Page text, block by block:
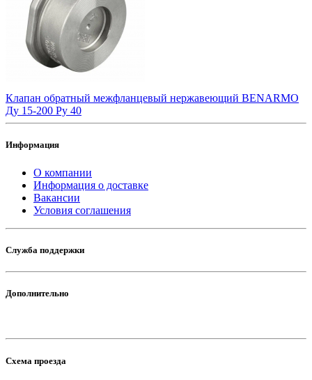
Клапан обратный межфланцевый нержавеющий BENARMO
Ду 15-200 Ру 40
Информация
О компании
Информация о доставке
Вакансии
Условия соглашения
Служба поддержки
Дополнительно
Схема проезда